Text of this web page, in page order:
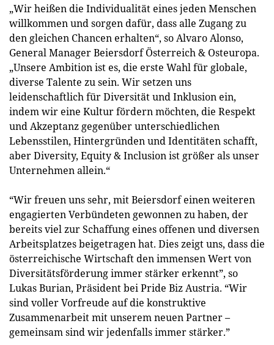
„Wir heißen die Individualität eines jeden Menschen
willkommen und sorgen dafür, dass alle Zugang zu
den gleichen Chancen erhalten“, so Alvaro Alonso,
General Manager Beiersdorf Österreich & Osteuropa.
„Unsere Ambition ist es, die erste Wahl für globale,
diverse Talente zu sein. Wir setzen uns
leidenschaftlich für Diversität und Inklusion ein,
indem wir eine Kultur fördern möchten, die Respekt
und Akzeptanz gegenüber unterschiedlichen
Lebensstilen, Hintergründen und Identitäten schafft,
aber Diversity, Equity & Inclusion ist größer als unser
Unternehmen allein.“
“Wir freuen uns sehr, mit Beiersdorf einen weiteren
engagierten Verbündeten gewonnen zu haben, der
bereits viel zur Schaffung eines offenen und diversen
Arbeitsplatzes beigetragen hat. Dies zeigt uns, dass die
österreichische Wirtschaft den immensen Wert von
Diversitätsförderung immer stärker erkennt”, so
Lukas Burian, Präsident bei Pride Biz Austria. “Wir
sind voller Vorfreude auf die konstruktive
Zusammenarbeit mit unserem neuen Partner –
gemeinsam sind wir jedenfalls immer stärker.”